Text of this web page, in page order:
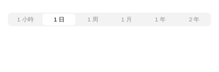
1 小時 1 日 1 周 1 月 1 年 2 年